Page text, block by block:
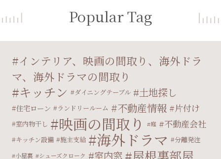
Popular Tag
インテリア、映画の間取り、海外ドラ
マ、海外ドラマの間取り
キッチン ダイニングテーブル 土地探し
住宅ローン ランドリールーム 不動産情報 片付け
室内物干し 映画の間取り 庭 不動産会社
キッチン設備 施主支給 海外ドラマ 分離発注
小屋裏 シューズクローク 室内窓